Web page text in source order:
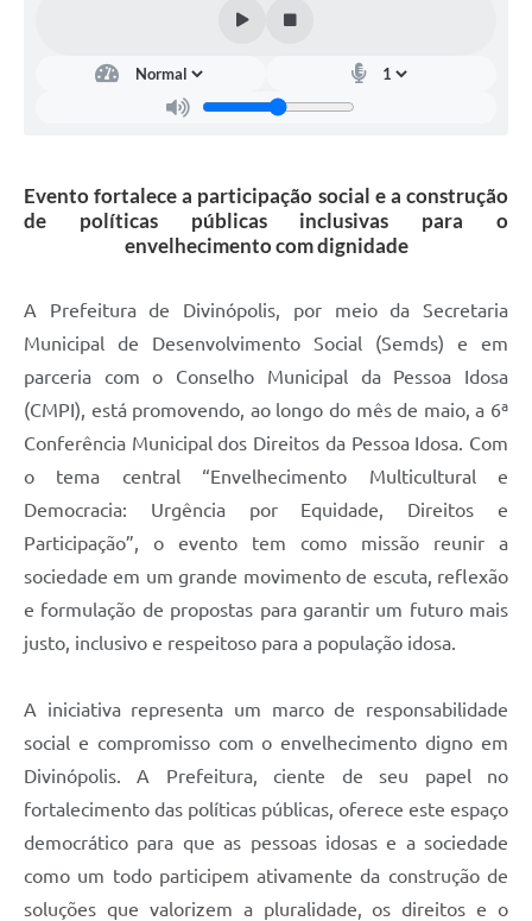
Evento fortalece a participação social e a construção
de políticas públicas inclusivas para o
envelhecimento com dignidade
A Prefeitura de Divinópolis, por meio da Secretaria
Municipal de Desenvolvimento Social (Semds) e em
parceria com o Conselho Municipal da Pessoa Idosa
(CMPI), está promovendo, ao longo do mês de maio, a 6ª
Conferência Municipal dos Direitos da Pessoa Idosa. Com
o tema central “Envelhecimento Multicultural e
Democracia: Urgência por Equidade, Direitos e
Participação”, o evento tem como missão reunir a
sociedade em um grande movimento de escuta, reflexão
e formulação de propostas para garantir um futuro mais
justo, inclusivo e respeitoso para a população idosa.
A iniciativa representa um marco de responsabilidade
social e compromisso com o envelhecimento digno em
Divinópolis. A Prefeitura, ciente de seu papel no
fortalecimento das políticas públicas, oferece este espaço
democrático para que as pessoas idosas e a sociedade
como um todo participem ativamente da construção de
soluções que valorizem a pluralidade, os direitos e o